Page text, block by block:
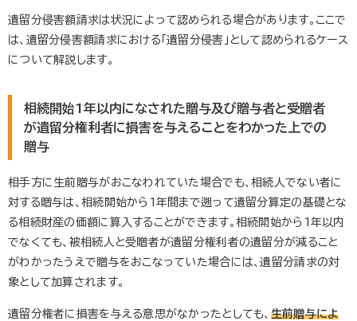
遺留分侵害額請求は状況によって認められる場合があります。ここで
は、遺留分侵害額請求における「遺留分侵害」として認められるケース
について解説します。
相続開始1年以内になされた贈与及び贈与者と受贈者
が遺留分権利者に損害を与えることをわかった上での
贈与
相手方に生前贈与がおこなわれていた場合でも、相続人でない者に
対する贈与は、相続開始から1年間まで遡って遺留分算定の基礎とな
る相続財産の価額に算入することができます。相続開始から1年以内
でなくても、被相続人と受贈者が遺留分権利者の遺留分が減ること
がわかったうえで贈与をおこなっていた場合には、遺留分請求の対
象として加算されます。
遺留分権者に損害を与える意思がなかったとしても、 生前贈与によ